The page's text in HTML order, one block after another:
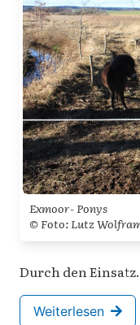
Exmoor- Ponys
© Foto: Lutz
Durch den
Weiterlesen